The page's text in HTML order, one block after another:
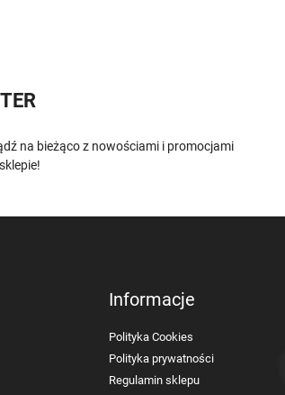
na bieżąco z nowościami i promocjami
Informacje
Polityka Cookies
Polityka prywatności
Regulamin sklepu